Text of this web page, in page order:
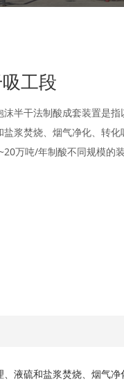
工段
沫半干法制酸成套装置是
盐浆焚烧、烟气净化、转
万吨/年制酸不同规模的装
硫和盐浆焚烧、烟气